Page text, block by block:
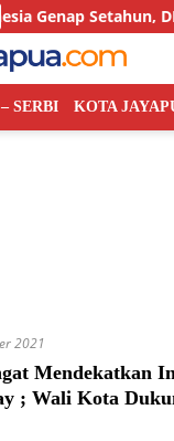
Genap Setahun,
SERBI KOTA
2021
Mendekatkan
; Wali Kota